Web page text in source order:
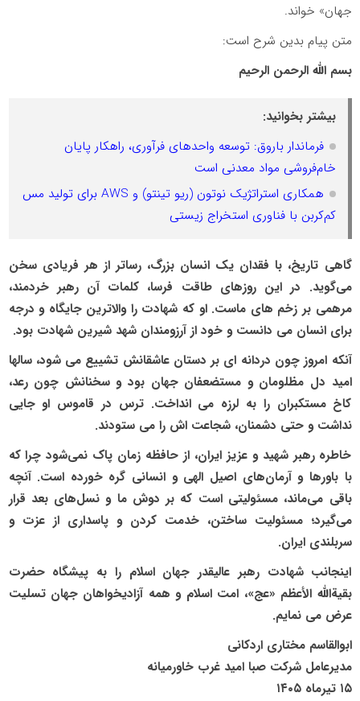
جهان» خواند.
متن پیام بدین شرح است:
بسم الله الرحمن الرحیم
بیشتر بخوانید:
فرماندار باروق: توسعه واحدهای فرآوری، راهکار پایان
خام‌فروشی مواد معدنی است
همکاری استراتژیک نوتون (ریو تینتو) و AWS برای تولید مس
کم‌کربن با فناوری استخراج زیستی
گاهی تاریخ، با فقدان یک انسان بزرگ، رساتر از هر فریادی سخن
می‌گوید. در این روزهای طاقت فرسا، کلمات آن رهبر خردمند،
مرهمی بر زخم های ماست. او که شهادت را والاترین جایگاه و درجه
برای انسان می دانست و خود از آرزومندان شهد شیرین شهادت بود.
آنکه امروز چون دردانه ای بر دستان عاشقانش تشییع می شود، سالها
امید دل مظلومان و مستضعفان جهان بود و سخنانش چون رعد،
کاخ مستکبران را به لرزه می انداخت. ترس در قاموس او جایی
نداشت و حتی دشمنان، شجاعت اش را می ستودند.
خاطره رهبر شهید و عزیز ایران، از حافظه زمان پاک نمی‌شود چرا که
با باورها و آرمان‌های اصیل الهی و انسانی گره خورده است. آنچه
باقی می‌ماند، مسئولیتی است که بر دوش ما و نسل‌های بعد قرار
می‌گیرد؛ مسئولیت ساختن، خدمت کردن و پاسداری از عزت و
سربلندی ایران.
اینجانب شهادت رهبر عالیقدر جهان اسلام را به پیشگاه حضرت
بقیة‌الله الأعظم «عج»، امت اسلام و همه آزادیخواهان جهان تسلیت
عرض می‌ نمایم.
ابوالقاسم مختاری اردکانی
مدیرعامل شرکت صبا امید غرب خاورمیانه
۱۵ تیرماه ۱۴۰۵